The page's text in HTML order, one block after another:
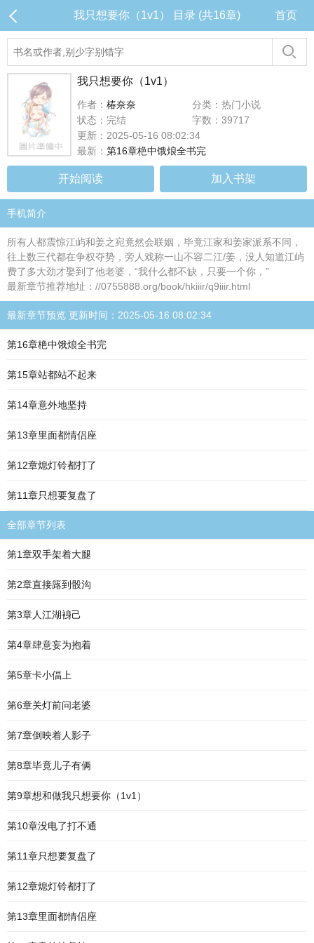
我只想要你（1v1） 目录 (共16章) 首页
我只想要你（1v1）
作者： 椿奈奈
分类：热门小说
状态：完结
字数：39717
更新：2025-05-16 08:02:34
最新： 第16章栬中饿烺全书完
开始阅读 加入书架
手机简介
所有人都震惊江屿和姜之宛竟然会联姻，毕竟江家和姜家派系不同，
往上数三代都在争权夺势，旁人戏称一山不容二江/姜，没人知道江屿
费了多大劲才娶到了他老婆，“我什么都不缺，只要一个你，”
最新章节推荐地址：//0755888.org/book/hkiiir/q9iiir.html
最新章节预览 更新时间：2025-05-16 08:02:34
第16章栬中饿烺全书完
第15章站都站不起来
第14章意外地坚持
第13章里面都情侣座
第12章熄灯铃都打了
第11章只想要复盘了
全部章节列表
第1章双手架着大腿
第2章直接簬到骰沟
第3章人江湖裑己
第4章肆意妄为抱着
第5章卡小偪上
第6章关灯前问老婆
第7章倒映着人影子
第8章毕竟儿子有俩
第9章想和做我只想要你（1v1）
第10章没电了打不通
第11章只想要复盘了
第12章熄灯铃都打了
第13章里面都情侣座